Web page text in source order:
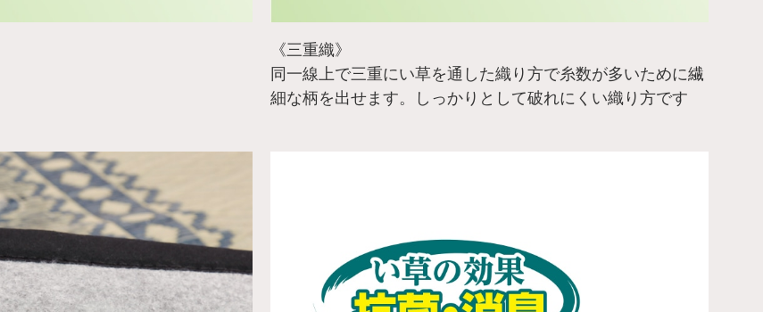
《三重織》
同一線上で三重にい草を通した織り方で糸数が多いために繊
細な柄を出せます。しっかりとして破れにくい織り方です